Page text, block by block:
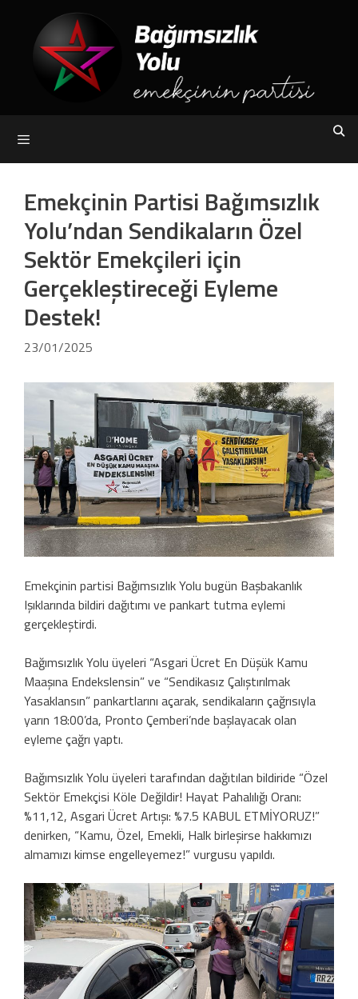
content
Emekçinin Partisi Bağımsızlık
Yolu’ndan Sendikaların Özel
Sektör Emekçileri için
Gerçekleştireceği Eyleme
Destek!
23/01/2025
Emekçinin partisi Bağımsızlık Yolu bugün Başbakanlık
Işıklarında bildiri dağıtımı ve pankart tutma eylemi
gerçekleştirdi.
Bağımsızlık Yolu üyeleri “Asgari Ücret En Düşük Kamu
Maaşına Endekslensin” ve “Sendikasız Çalıştırılmak
Yasaklansın” pankartlarını açarak, sendikaların çağrısıyla
yarın 18:00’da, Pronto Çemberi’nde başlayacak olan
eyleme çağrı yaptı.
Bağımsızlık Yolu üyeleri tarafından dağıtılan bildiride “Özel
Sektör Emekçisi Köle Değildir! Hayat Pahalılığı Oranı:
%11,12, Asgari Ücret Artışı: %7.5 KABUL ETMİYORUZ!”
denirken, “Kamu, Özel, Emekli, Halk birleşirse hakkımızı
almamızı kimse engelleyemez!” vurgusu yapıldı.